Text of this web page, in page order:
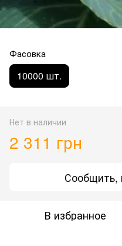
Фасовка
10000 шт.
Нет в наличии
2 311 грн
Сообщить,
В избранное